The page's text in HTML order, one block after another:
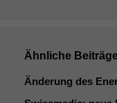
Ähnliche
Änderung des